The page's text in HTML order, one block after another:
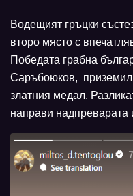
Водещият гръцки
второ място с
Победата грабна
Саръбоюков, приземил
златния медал.
направи надпреварата